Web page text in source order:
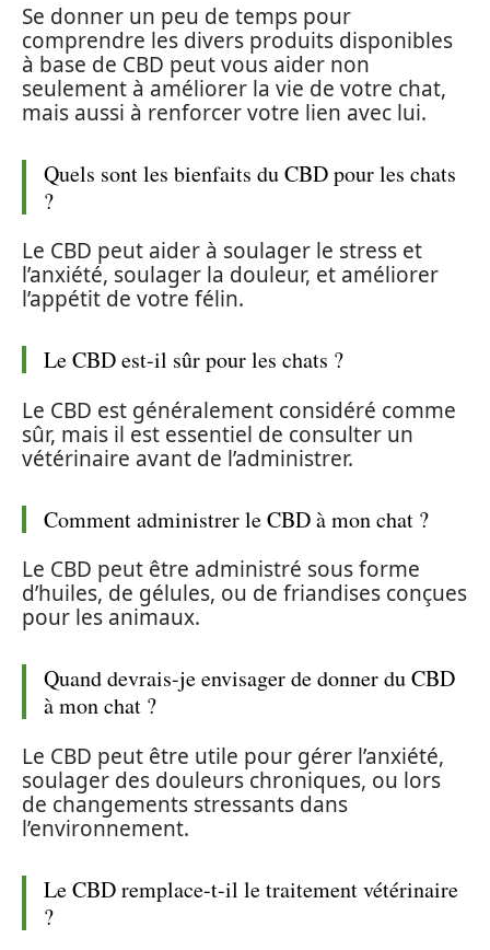
Se donner un peu de temps pour
comprendre les divers produits disponibles
à base de CBD peut vous aider non
seulement à améliorer la vie de votre chat,
mais aussi à renforcer votre lien avec lui.
Quels sont les bienfaits du CBD pour les chats
?
Le CBD peut aider à soulager le stress et
l’anxiété, soulager la douleur, et améliorer
l’appétit de votre félin.
Le CBD est-il sûr pour les chats ?
Le CBD est généralement considéré comme
sûr, mais il est essentiel de consulter un
vétérinaire avant de l’administrer.
Comment administrer le CBD à mon chat ?
Le CBD peut être administré sous forme
d’huiles, de gélules, ou de friandises conçues
pour les animaux.
Quand devrais-je envisager de donner du CBD
à mon chat ?
Le CBD peut être utile pour gérer l’anxiété,
soulager des douleurs chroniques, ou lors
de changements stressants dans
l’environnement.
Le CBD remplace-t-il le traitement vétérinaire
?